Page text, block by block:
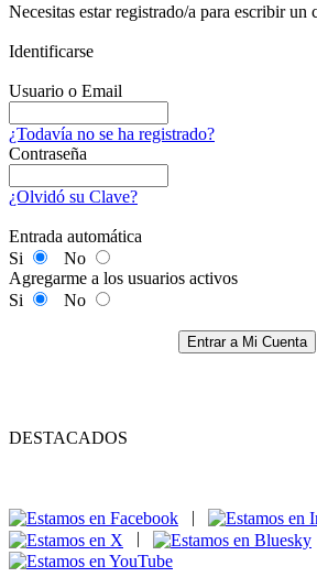
Necesitas estar registrado/a para escribir un
Identificarse
Usuario o Email
¿Todavía no se ha registrado?
Contraseña
¿Olvidó su Clave?
Entrada automática
Si
No
Agregarme a los usuarios activos
Si
No
Entrar a Mi Cuenta
DESTACADOS
|
|